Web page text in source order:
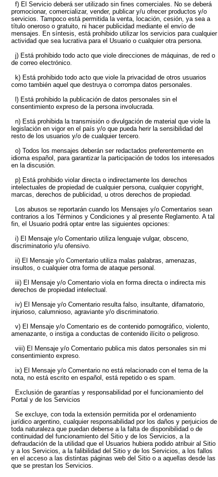
f) El Servicio deberá ser utilizado sin fines comerciales. No se deberá
promocionar, comercializar, vender, publicar y/u ofrecer productos y/o
servicios. Tampoco está permitida la venta, locación, cesión, ya sea a
título oneroso o gratuito, ni hacer publicidad mediante el envío de
mensajes. En síntesis, está prohibido utilizar los servicios para cualquier
actividad que sea lucrativa para el Usuario o cualquier otra persona.
j) Está prohibido todo acto que viole direcciones de máquinas, de red o
de correo electrónico.
k) Está prohibido todo acto que viole la privacidad de otros usuarios
como también aquel que destruya o corrompa datos personales.
l) Está prohibido la publicación de datos personales sin el
consentimiento expreso de la persona involucrada.
n) Está prohibida la transmisión o divulgación de material que viole la
legislación en vigor en el país y/o que pueda herir la sensibilidad del
resto de los usuarios y/o de cualquier tercero.
o) Todos los mensajes deberán ser redactados preferentemente en
idioma español, para garantizar la participación de todos los interesados
en la discusión.
p) Está prohibido violar directa o indirectamente los derechos
intelectuales de propiedad de cualquier persona, cualquier copyright,
marcas, derechos de publicidad, u otros derechos de propiedad.
Los abusos se reportarán cuando los Mensajes y/o Comentarios sean
contrarios a los Términos y Condiciones y al presente Reglamento. A tal
fin, el Usuario podrá optar entre las siguientes opciones:
i) El Mensaje y/o Comentario utiliza lenguaje vulgar, obsceno,
discriminatorio y/u ofensivo.
ii) El Mensaje y/o Comentario utiliza malas palabras, amenazas,
insultos, o cualquier otra forma de ataque personal.
iii) El Mensaje y/o Comentario viola en forma directa o indirecta mis
derechos de propiedad intelectual.
iv) El Mensaje y/o Comentario resulta falso, insultante, difamatorio,
injurioso, calumnioso, agraviante y/o discriminatorio.
v) El Mensaje y/o Comentario es de contenido pornográfico, violento,
amenazante, o instiga a conductas de contenido ilícito o peligroso.
viii) El Mensaje y/o Comentario publica mis datos personales sin mi
consentimiento expreso.
ix) El Mensaje y/o Comentario no está relacionado con el tema de la
nota, no está escrito en español, está repetido o es spam.
Exclusión de garantías y responsabilidad por el funcionamiento del
Portal y de los Servicios
Se excluye, con toda la extensión permitida por el ordenamiento
jurídico argentino, cualquier responsabilidad por los daños y perjuicios de
toda naturaleza que puedan deberse a la falta de disponibilidad o de
continuidad del funcionamiento del Sitio y de los Servicios, a la
defraudación de la utilidad que el Usuarios hubiera podido atribuir al Sitio
y a los Servicios, a la falibilidad del Sitio y de los Servicios, a los fallos
en el acceso a las distintas páginas web del Sitio o a aquellas desde las
que se prestan los Servicios.